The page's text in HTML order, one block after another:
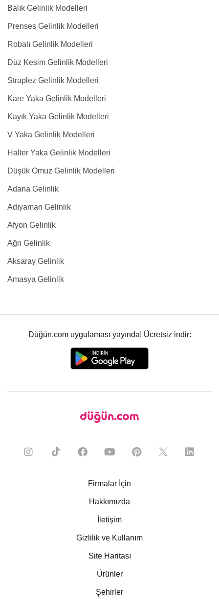
Balık Gelinlik Modelleri
Prenses Gelinlik Modelleri
Robalı Gelinlik Modelleri
Düz Kesim Gelinlik Modelleri
Straplez Gelinlik Modelleri
Kare Yaka Gelinlik Modelleri
Kayık Yaka Gelinlik Modelleri
V Yaka Gelinlik Modelleri
Halter Yaka Gelinlik Modelleri
Düşük Omuz Gelinlik Modelleri
Adana Gelinlik
Adıyaman Gelinlik
Afyon Gelinlik
Ağrı Gelinlik
Aksaray Gelinlik
Amasya Gelinlik
Düğün.com uygulaması yayında! Ücretsiz indir:
Firmalar İçin
Hakkımızda
İletişim
Gizlilik ve Kullanım
Site Haritası
Ürünler
Şehirler